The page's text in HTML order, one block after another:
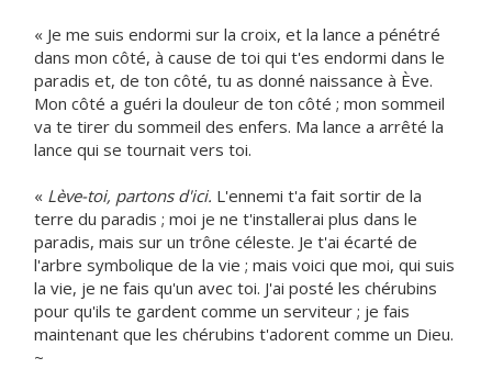
« Je me suis endormi sur la croix, et la lance a pénétré
dans mon côté, à cause de toi qui t'es endormi dans le
paradis et, de ton côté, tu as donné naissance à Ève.
Mon côté a guéri la douleur de ton côté ; mon sommeil
va te tirer du sommeil des enfers. Ma lance a arrêté la
lance qui se tournait vers toi.
« Lève-toi, partons d'ici. L'ennemi t'a fait sortir de la
terre du paradis ; moi je ne t'installerai plus dans le
paradis, mais sur un trône céleste. Je t'ai écarté de
l'arbre symbolique de la vie ; mais voici que moi, qui suis
la vie, je ne fais qu'un avec toi. J'ai posté les chérubins
pour qu'ils te gardent comme un serviteur ; je fais
maintenant que les chérubins t'adorent comme un Dieu.
~